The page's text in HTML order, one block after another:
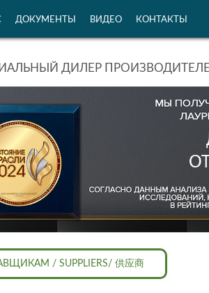
ДОКУМЕНТЫ ВИДЕО КОНТАКТЫ
ДИЛЕР
/ SUPPLIERS/ 供应商